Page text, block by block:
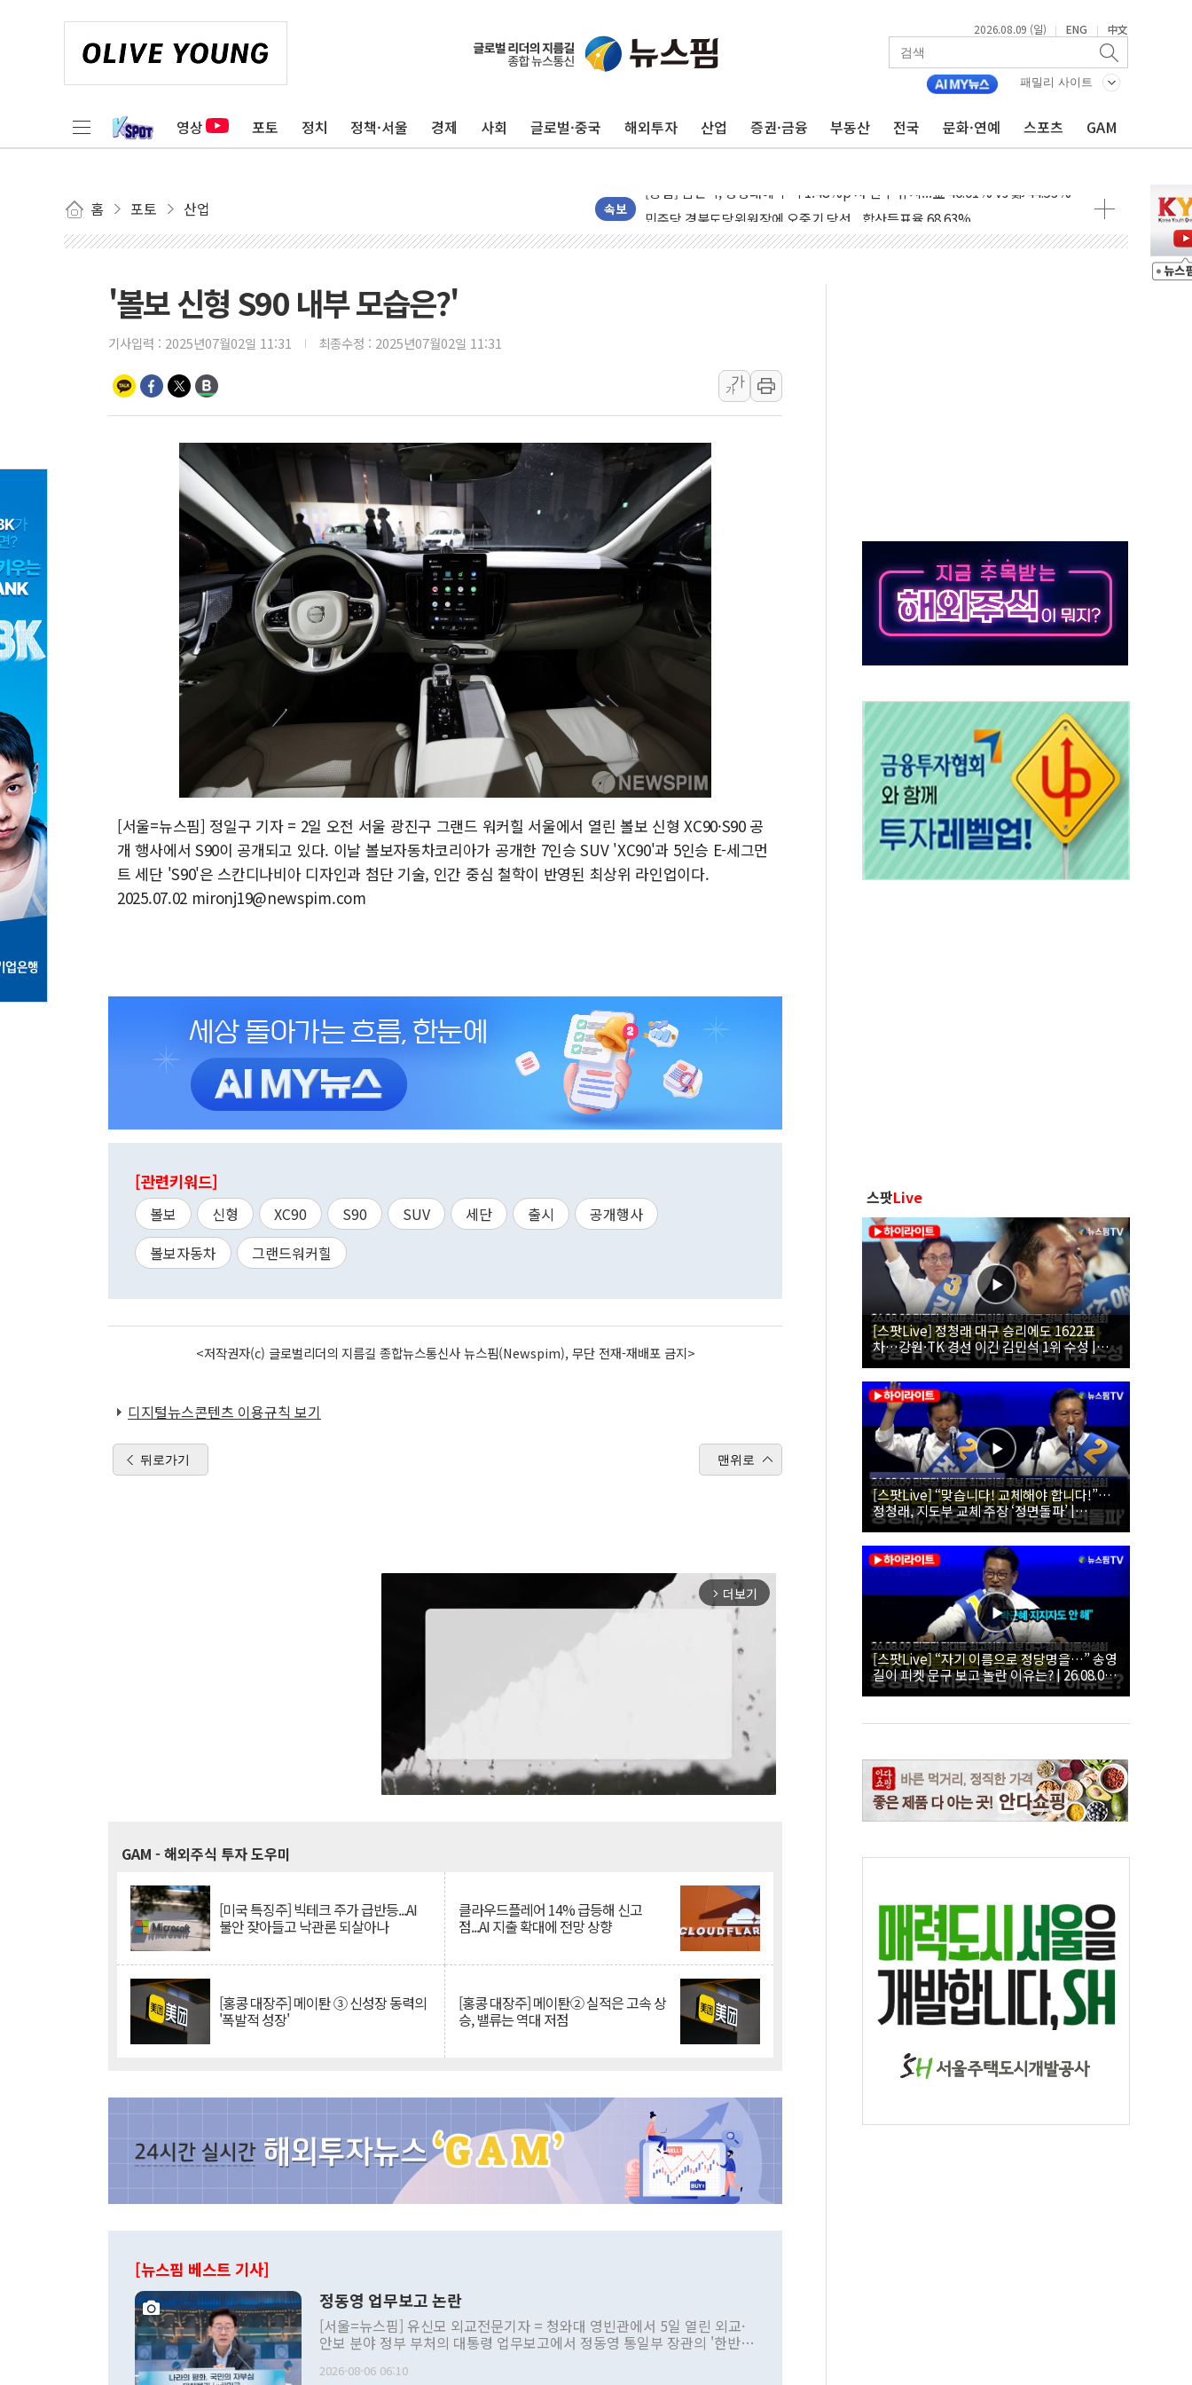
2026.08.09 (일) | ENG | 中文
패밀리 사이트
영상 포토 정치 정책·서울 경제 사회 글로벌·중국 해외투자 산업 증권·금융 부동산 전국 문화·연예 스포츠 GAM
홈 포토 산업 속보
125mm 폭우 쏟아진 울진...'두천~하당'·'올미골교' 차량 통행 선제 제한
포항 블루밸리 국가산단에 '철강 AI융합실증센터' 들어선다
상주 낙동강 선착장 하류서 50대 숨진 채 발견...경찰, 조사 중
민주당 경북도당위원장에 오중기 당선...합산득표율 68.63%
인천서 말다툼 중 어머니 살해 10대 구속…범행 후 반려견도 죽여
[속보] 민주, 강원·대구·경북 경선 결과...김민석 48.54% 정청래 44.40%
[속보] 민주, 강원 경선 결과 발표...김민석 50.30% 정청래 41.94% 송영길 7.76%
정재헌 CEO, SKT 장기고객 400명 맞이…"마음 잇는 시간 되길"
최태원, 노소영에 9440억 지급 확정되나…재상고 앞두고 막판 셈법
하나금융, 명동 소상공인에 '행복상자' 전달
인천시 광복절 현수막 '태극기 거꾸로' 논란…이틀만에 철거
병무청, 보충역 전면 손질… 예술·체육요원 최대 33% 감축
홈플러스發 대형마트 판매, 역대 최대폭 감소한 9.4%↓…유통업계 양극화 심화
윤준병·이해민 의원, '정부 특사'로 콜롬비아 대통령 취임식 참석
'호우·산사태 주의보' 울진 시간당 30mm 강한 비...호우 피해 없어
'볼보 신형 S90 내부 모습은?'
기사입력 : 2025년07월02일 11:31 최종수정 : 2025년07월02일 11:31
가
가
[서울=뉴스핌] 정일구 기자 = 2일 오전 서울 광진구 그랜드 워커힐 서울에서 열린 볼보 신형 XC90·S90 공
개 행사에서 S90이 공개되고 있다. 이날 볼보자동차코리아가 공개한 7인승 SUV 'XC90'과 5인승 E-세그먼
트 세단 'S90'은 스칸디나비아 디자인과 첨단 기술, 인간 중심 철학이 반영된 최상위 라인업이다.
2025.07.02 mironj19@newspim.com
[관련키워드]
볼보 신형 XC90 S90 SUV 세단 출시
공개행사
볼보자동차
그랜드워커힐
<저작권자(c) 글로벌리더의 지름길 종합뉴스통신사 뉴스핌(Newspim), 무단 전재-재배포 금지>
디지털뉴스콘텐츠 이용규칙 보기
뒤로가기 맨위로
arrow_forward_ios 더보기
GAM - 해외주식 투자 도우미
[미국 특징주] 빅테크 주가 급반등...AI
불안 잦아들고 낙관론 되살아나
클라우드플레어 14% 급등해 신고
점...AI 지출 확대에 전망 상향
[홍콩 대장주] 메이퇀 ③ 신성장 동력의
'폭발적 성장'
[홍콩 대장주] 메이퇀② 실적은 고속 상
승, 밸류는 역대 저점
[뉴스핌 베스트 기사]
정동영 업무보고 논란
[서울=뉴스핌] 유신모 외교전문기자 = 청와대 영빈관에서 5일 열린 외교·
안보 분야 정부 부처의 대통령 업무보고에서 정동영 통일부 장관의 '한반도
발언 중에는 정부 내 조율을 거치지 않은 사안을 정책으로 추진하겠다고 공
2026-08-06 06:10
스팟Live
[스팟Live] 정청래 대구 승리에도 1622표
차…강원·TK 경선 이긴 김민석 1위 수성 |
26.08.09 더불어민주당 당대표·최고위원 후
보 대구·경북 합동연설회
[스팟Live] “맞습니다! 교체해야 합니다!”…
정청래, 지도부 교체 주장 ‘정면돌파’ |
26.08.09 더불어민주당 당대표·최고위원 후
보 대구·경북 합동연설회
[스팟Live] “자기 이름으로 정당명을…” 송영
길이 피켓 문구 보고 놀란 이유는? | 26.08.09
더불어민주당 당대표·최고위원 후보 대구·경